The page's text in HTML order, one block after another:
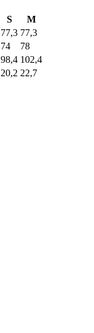
S
M
77,3 77,3
74
78
98,4 102,4
20,2 22,7